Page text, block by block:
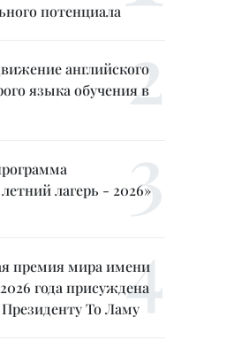
потенциала
английского
языка обучения в
лагерь - 2026»
премия мира имени
года присуждена
То Ламу